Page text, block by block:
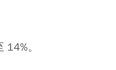
。